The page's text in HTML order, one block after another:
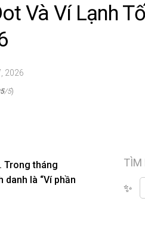
Và Ví Lạnh
2026
/5)
Trong tháng
là “Ví phần
TÌM
✨